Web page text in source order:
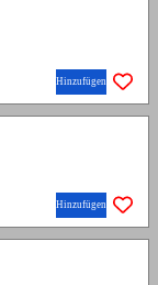
Hinzufügen
Hinzufügen